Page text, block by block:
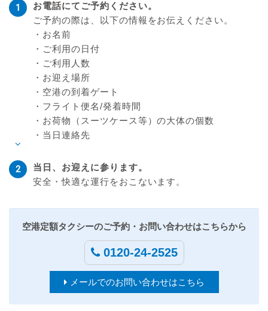
お電話にてご予約ください。
ご予約の際は、以下の情報をお伝えください。
・お名前
・ご利用の日付
・ご利用人数
・お迎え場所
・空港の到着ゲート
・フライト便名/発着時間
・お荷物（スーツケース等）の大体の個数
・当日連絡先
当日、お迎えに参ります。
安全・快適な運行をおこないます。
空港定額タクシーのご予約・お問い合わせはこちらから
0120-24-2525
メールでのお問い合わせはこちら